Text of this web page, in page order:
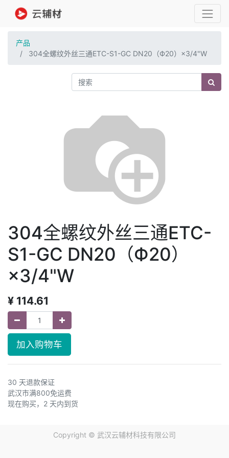
产品
304全螺纹外丝三通ETC-S1-GC DN20（Ф20）×3/4"W
304全螺纹外丝三通ETC-
S1-GC DN20（Ф20）
×3/4"W
¥ 114.61
加入购物车
30 天退款保证
武汉市满800免运费
现在购买，2 天内到货
Copyright © 武汉云辅材科技有限公司